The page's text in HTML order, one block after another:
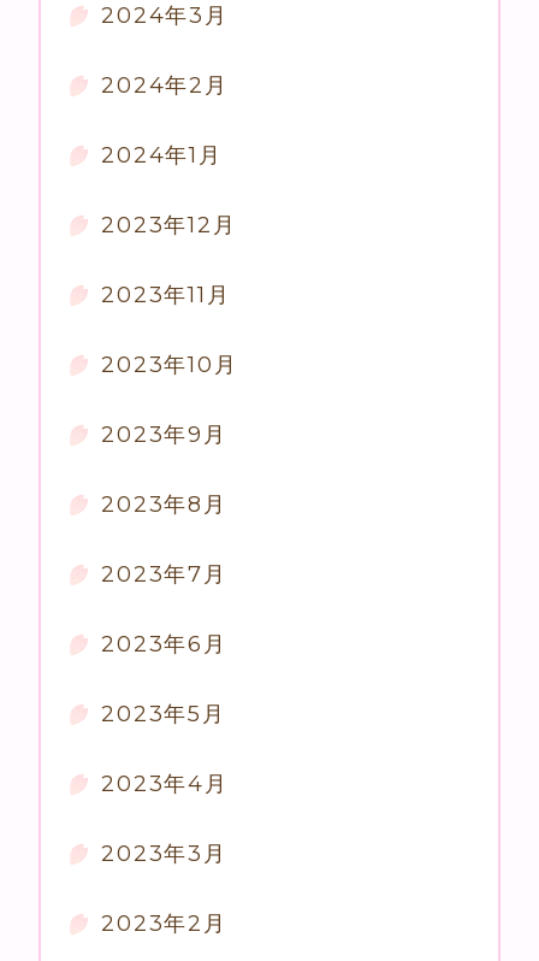
2024年3月
2024年2月
2024年1月
2023年12月
2023年11月
2023年10月
2023年9月
2023年8月
2023年7月
2023年6月
2023年5月
2023年4月
2023年3月
2023年2月